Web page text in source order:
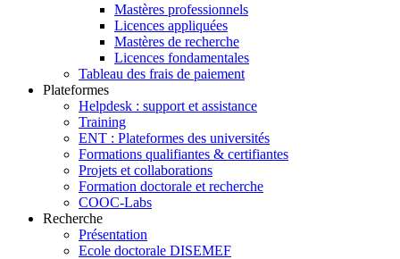
Mastères professionnels
Licences appliquées
Mastères de recherche
Licences fondamentales
Tableau des frais de paiement
Plateformes
Helpdesk : support et assistance
Training
ENT : Plateformes des universités
Formations qualifiantes & certifiantes
Projets et collaborations
Formation doctorale et recherche
COOC-Labs
Recherche
Présentation
Ecole doctorale DISEMEF